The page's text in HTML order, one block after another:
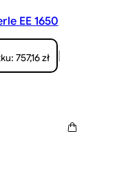
EE 1650
757,16zł |